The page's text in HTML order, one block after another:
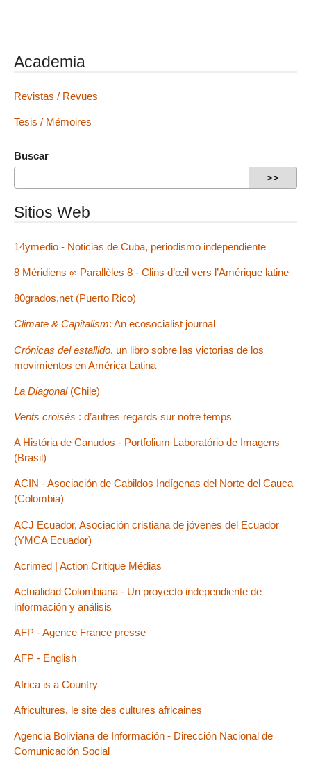
Academia
Revistas / Revues
Tesis / Mémoires
Buscar
Sitios Web
14ymedio - Noticias de Cuba, periodismo independiente
8 Méridiens ∞ Parallèles 8 - Clins d’œil vers l’Amérique latine
80grados.net (Puerto Rico)
Climate & Capitalism: An ecosocialist journal
Crónicas del estallido, un libro sobre las victorias de los
movimientos en América Latina
La Diagonal(Chile)
Vents croisés : d’autres regards sur notre temps
A História de Canudos - Portfolium Laboratório de Imagens
(Brasil)
ACIN - Asociación de Cabildos Indígenas del Norte del Cauca
(Colombia)
ACJ Ecuador, Asociación cristiana de jóvenes del Ecuador
(YMCA Ecuador)
Acrimed | Action Critique Médias
Actualidad Colombiana - Un proyecto independiente de
información y análisis
AFP - Agence France presse
AFP - English
Africa is a Country
Africultures, le site des cultures africaines
Agencia Boliviana de Información - Dirección Nacional de
Comunicación Social